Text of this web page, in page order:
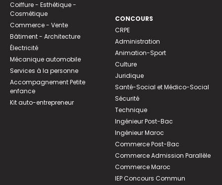
Coiffure - Esthétique -
Cosmétique
Commerce - Vente
Bâtiment - Architecture
Électricité
Mécanique automobile
Services à la personne
Accompagnement Petite
enfance
Kit auto-entrepreneur
CONCOURS
CRPE
Administration
Animation-Sport
Culture
Juridique
Santé-Social et Médico-Social
Sécurité
Technique
Ingénieur Post-Bac
Ingénieur Maroc
Commerce Post-Bac
Commerce Admission Parallèle
Commerce Maroc
IEP Concours Commun